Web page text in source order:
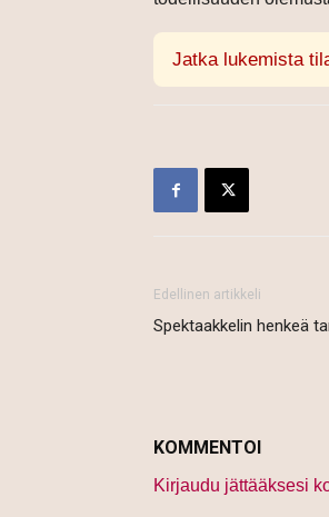
Jatka lukemista
Edellinen artikkeli
Spektaakkelin henkeä
KOMMENTOI
Kirjaudu jättääksesi